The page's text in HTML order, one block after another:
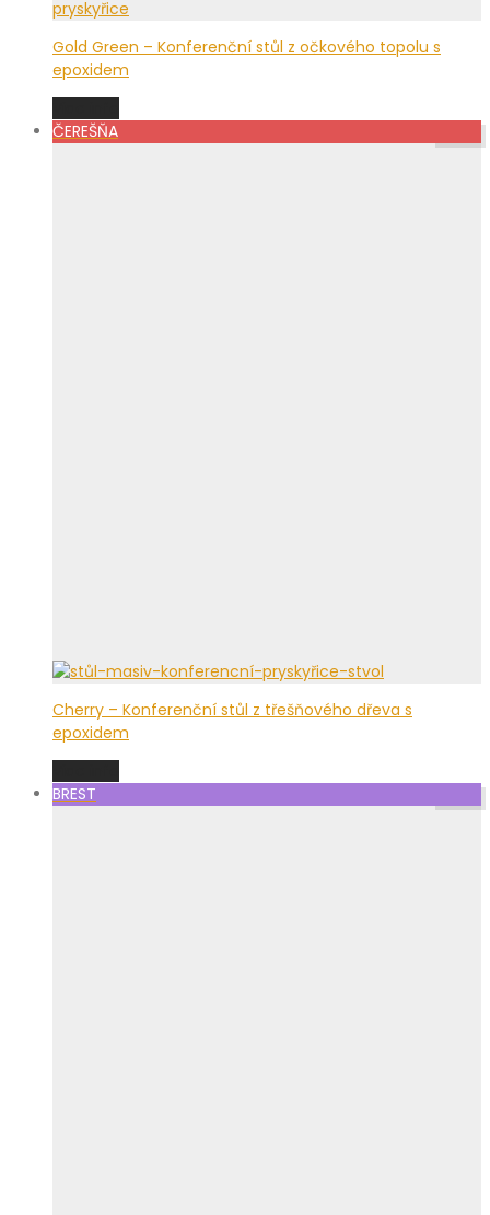
Gold Green – Konferenční stůl z očkového topolu s
epoxidem
ČEREŠŇA
Cherry – Konferenční stůl z třešňového dřeva s
epoxidem
BREST